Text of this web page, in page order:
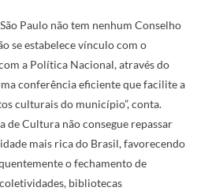
Paulo não tem nenhum Conselho
se estabelece vínculo com o
a Política Nacional, através do
conferência eficiente que facilite a
culturais do município”, conta.
de Cultura não consegue repassar
mais rica do Brasil, favorecendo
o fechamento de
bibliotecas